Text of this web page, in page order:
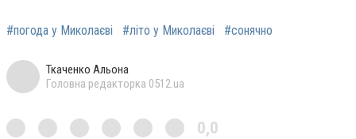
#погода у Миколаєві #літо у Миколаєві #сонячно
Ткаченко Альона
Головна редакторка 0512.ua
0,0